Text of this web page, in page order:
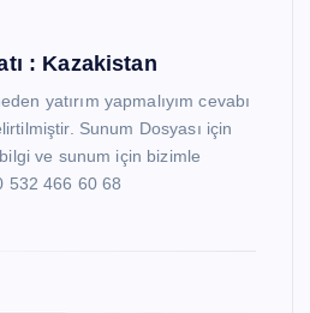
: Kazakistan
yatırım yapmalıyım cevabı
Sunum Dosyası için
bilgi ve sunum için bizimle
532 466 60 68